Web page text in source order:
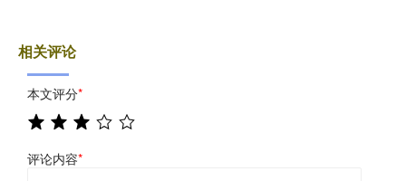
相关评论
本文评分*
评论内容*